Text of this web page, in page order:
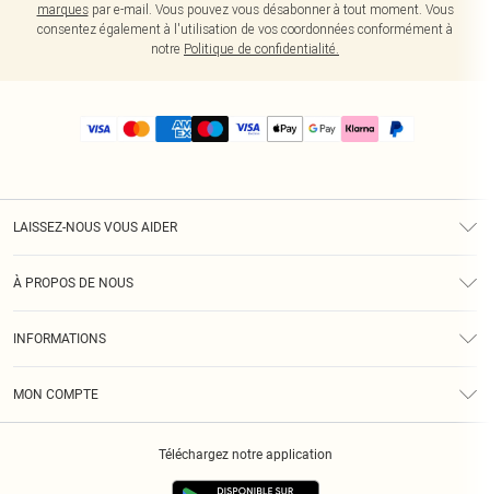
marquespar e-mail. Vous pouvez vous désabonner à tout moment. Vous
consentez également à l'utilisation de vos coordonnées conformément à
notre Politique de confidentialité.
LAISSEZ-NOUS VOUS AIDER
À PROPOS DE NOUS
INFORMATIONS
MON COMPTE
Téléchargez notre application